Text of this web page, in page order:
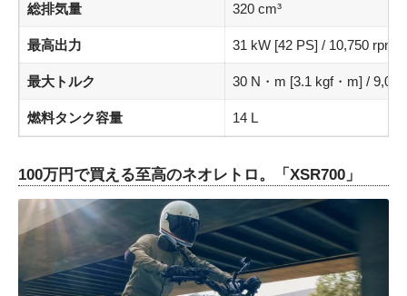
総排気量 320 cm³
最高出力 31 kW [42 PS] / 10,750 rpm
最大トルク 30 N・m [3.1 kgf・m] /
燃料タンク容量 14 L
100万円で買える至高のネオレトロ。「XSR700」